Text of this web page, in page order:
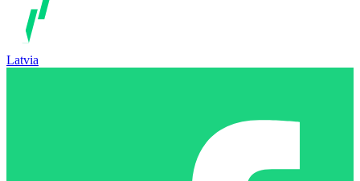
Latvia